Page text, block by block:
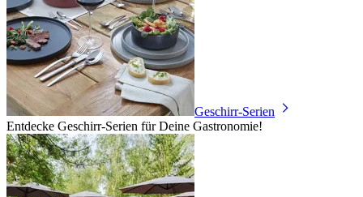
Geschirr-Serien
Entdecke Geschirr-Serien für Deine Gastronomie!